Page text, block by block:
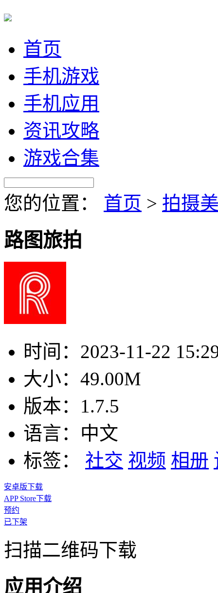
首页
手机游戏
手机应用
资讯攻略
游戏合集
您的位置： 首页 > 拍摄
路图旅拍
时间： 2023-11-22
大小： 49.00M
版本： 1.7.5
语言： 中文
标签：
社交 视频 相册
安卓版下载
APP Store下载
预约
已下架
扫描二维码下载
应用介绍